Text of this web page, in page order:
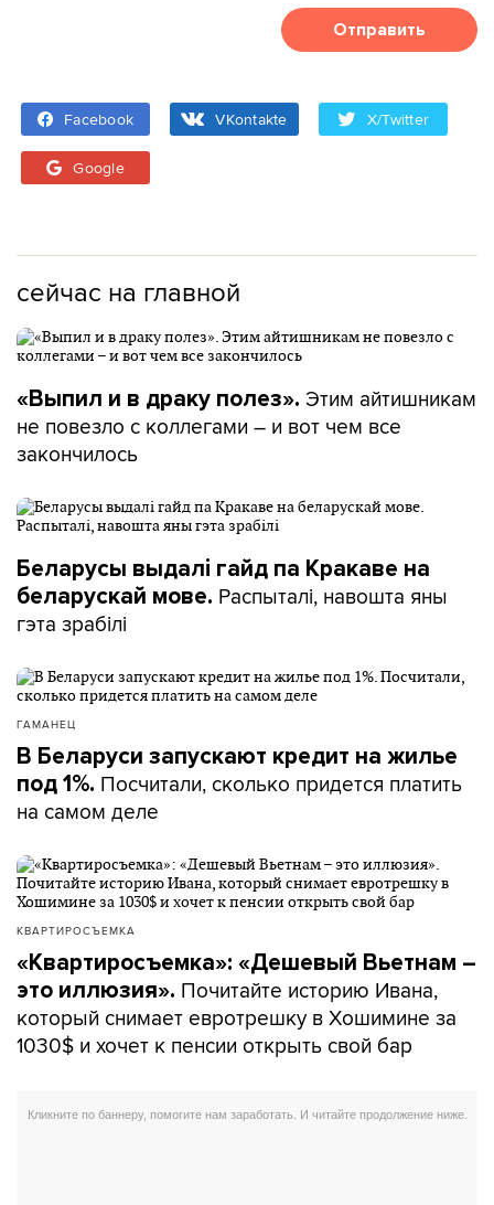
Отправить
Facebook VKontakte X/Twitter
Google
сейчас на главной
«Выпил и в драку полез». Этим айтишникам
не повезло с коллегами – и вот чем все
закончилось
Беларусы выдалі гайд па Кракаве на
беларускай мове. Распыталі, навошта яны
гэта зрабілі
ГАМАНЕЦ
В Беларуси запускают кредит на жилье
под 1%. Посчитали, сколько придется платить
на самом деле
КВАРТИРОСЪЕМКА
«Квартиросъемка»: «Дешевый Вьетнам –
это иллюзия». Почитайте историю Ивана,
который снимает евротрешку в Хошимине за
1030$ и хочет к пенсии открыть свой бар